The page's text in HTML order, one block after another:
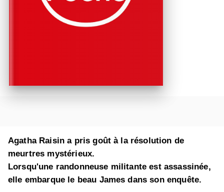
Agatha Raisin a pris goût à la résolution de
meurtres mystérieux.
Lorsqu'une randonneuse militante est assassinée,
elle embarque le beau James dans son enquête.